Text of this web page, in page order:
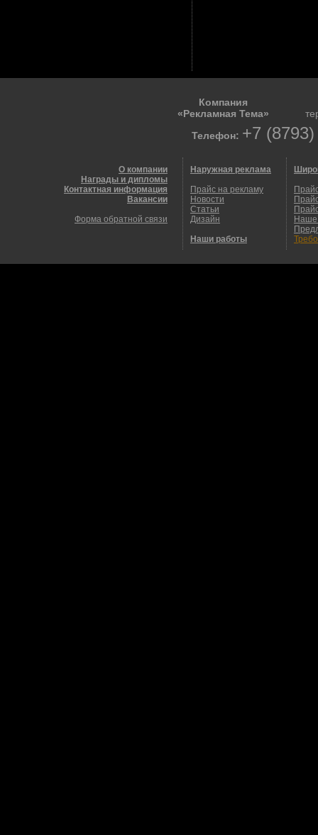
Компания
«Рекламная Тема»
Телефон: +7
О компании
Награды и дипломы
Контактная информация
Вакансии
Форма обратной связи
Наружная реклама
Прайс на рекламу
Новости
Статьи
Дизайн
Наши работы
Наше